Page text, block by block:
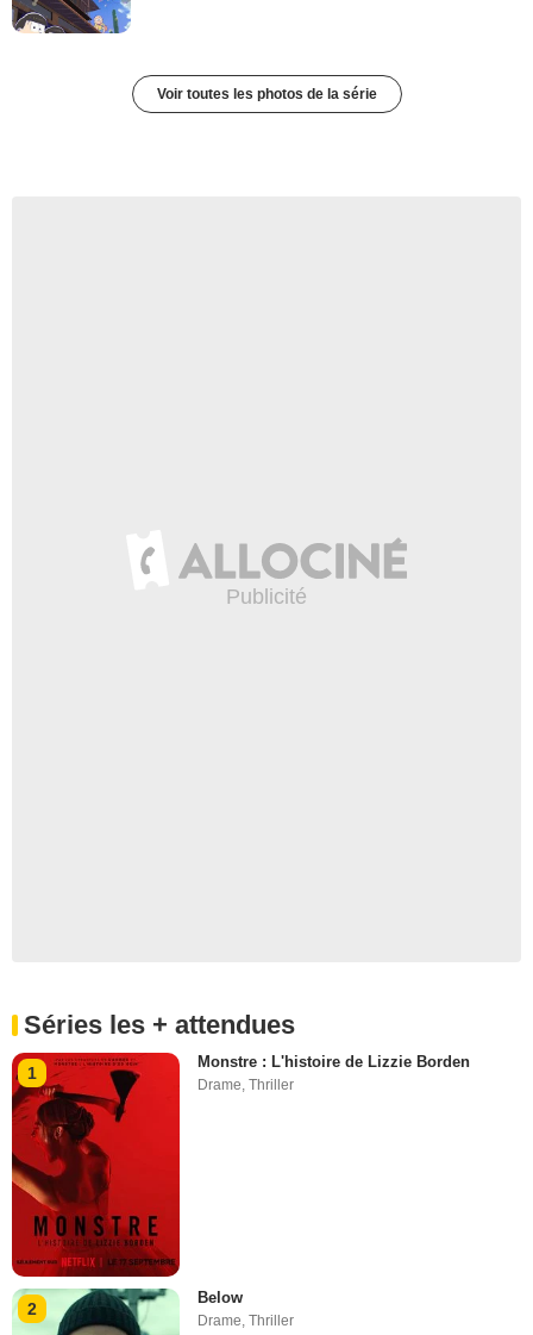
Voir toutes les photos de la série
Séries les + attendues
1
Monstre : L'histoire de Lizzie Borden
Drame,Thriller
2
Below
Drame,Thriller